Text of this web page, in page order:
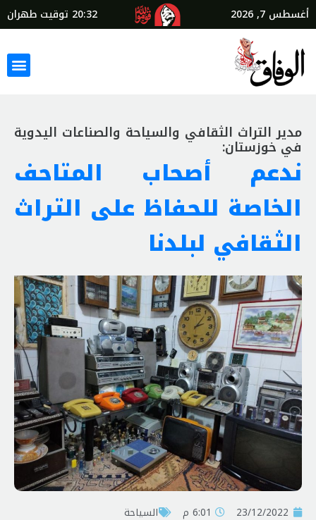
أغسطس 7, 2026 20:32 توقيت طهران
مدير التراث الثقافي والسياحة والصناعات اليدوية
في خوزستان:
ندعم أصحاب المتاحف
الخاصة للحفاظ على التراث
الثقافي لبلدنا
23/12/2022 6:01 م السياحة